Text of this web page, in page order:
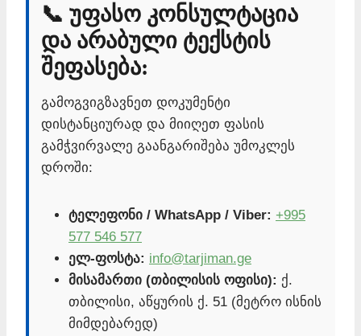
📞 უფასო კონსულტაცია
და არაბული ტექსტის
შეფასება:
გამოგვიგზავნეთ დოკუმენტი
დისტანციურად და მიიღეთ ფასის
გამჭვირვალე გაანგარიშება უმოკლეს
დროში:
ტელეფონი / WhatsApp / Viber: +995
577 546 577
ელ-ფოსტა: info@tarjiman.ge
მისამართი (თბილისის ოფისი): ქ.
თბილისი, აწყურის ქ. 51 (მეტრო ისნის
მიმდებარედ)